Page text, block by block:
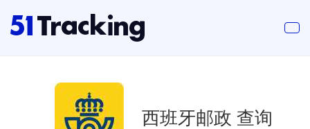
西班牙邮政 查询